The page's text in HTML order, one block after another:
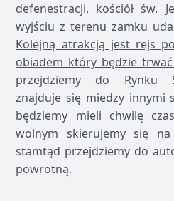
defenestracji, kościół św.
wyjściu z terenu zamku
Kolejną atrakcją jest rejs
obiadem który będzie
przejdziemy do Rynku
znajduje się miedzy innymi
będziemy mieli chwilę
wolnym skierujemy się
stamtąd przejdziemy do
powrotną.